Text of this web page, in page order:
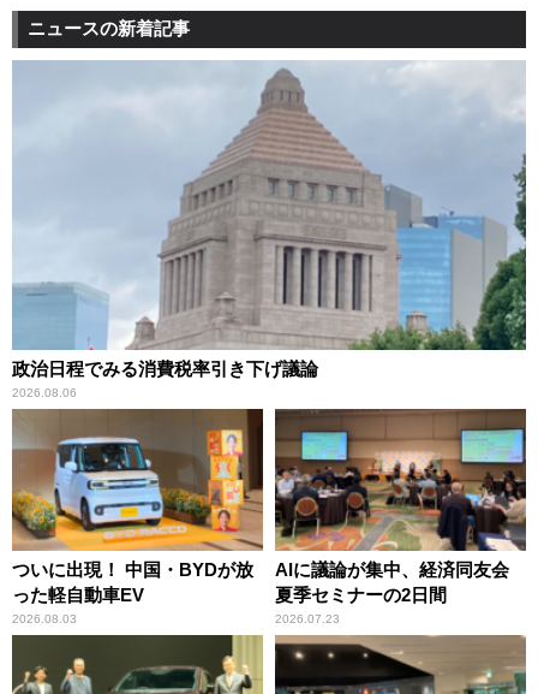
ニュースの新着記事
政治日程でみる消費税率引き下げ議論
2026.08.06
ついに出現！ 中国・BYDが放
った軽自動車EV
2026.08.03
AIに議論が集中、経済同友会
夏季セミナーの2日間
2026.07.23